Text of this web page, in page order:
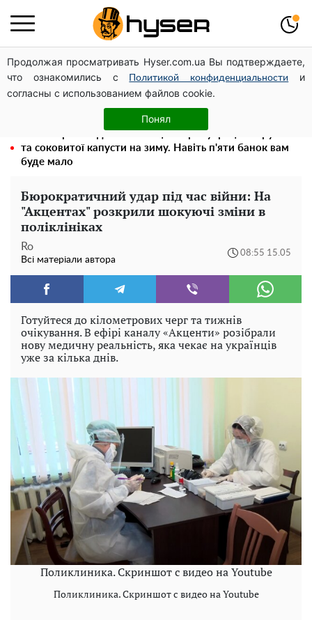
Продолжая просматривать Hyser.com.ua Вы подтверждаете,
что ознакомились с
Политикой конфиденциальности
и
согласны с использованием файлов cookie.
Понял
Чи може Поштова площа стати головною точкою
входу до історичного Києва
Олена Тополя злив відео – це далеко не все: фронтмен
"Антитіла" Тарас Тополя став наступним
та соковитої капусти на зиму. Навіть п'яти банок вам
буде мало
Бюрократичний удар під час війни: На
"Акцентах" розкрили шокуючі зміни в
поліклініках
Ro
Всі матеріали автора
08:55 15.05
Готуйтеся до кілометрових черг та тижнів
очікування. В ефірі каналу «Акценти» розібрали
нову медичну реальність, яка чекає на українців
уже за кілька днів.
Поликлиника. Скриншот с видео на Youtube
Поликлиника. Скриншот с видео на Youtube